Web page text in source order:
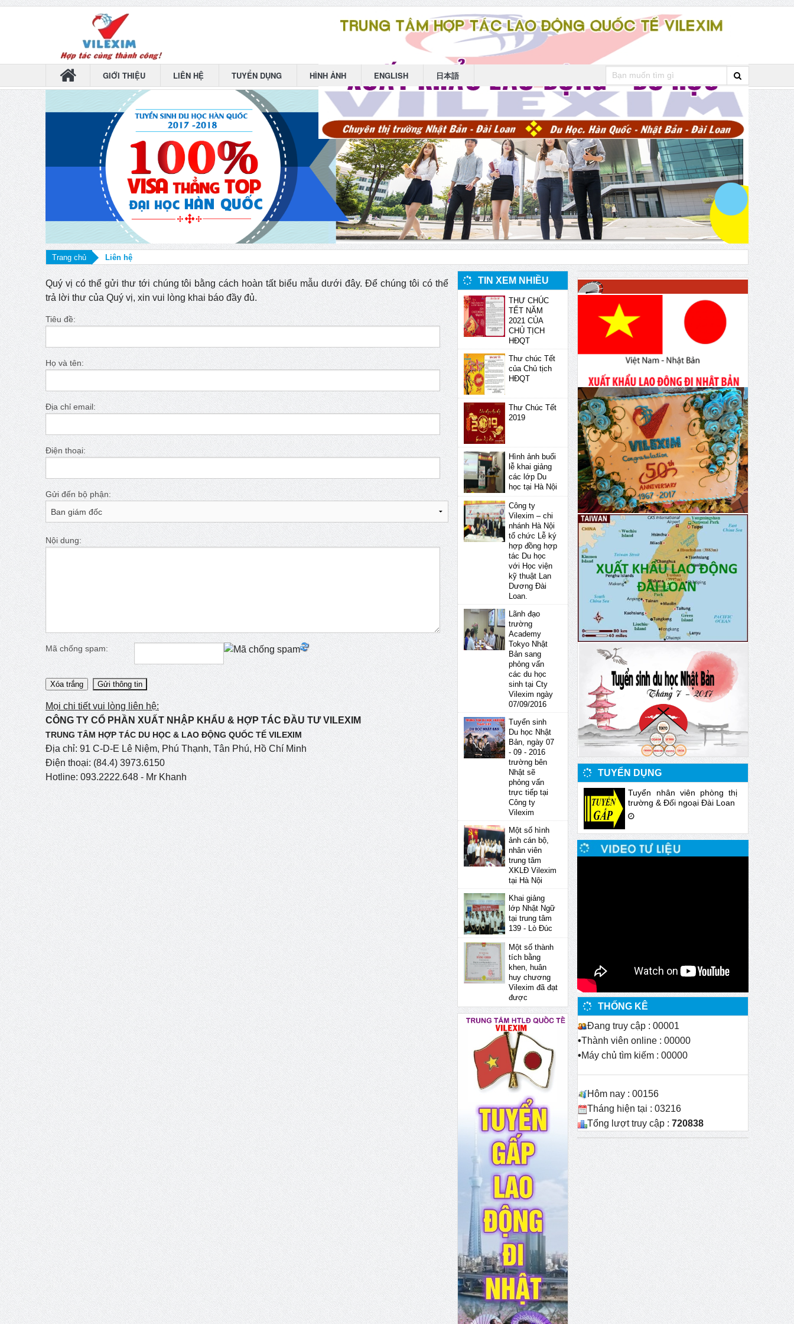
GIỚI THIỆU LIÊN HỆ TUYỂN DỤNG HÌNH ẢNH ENGLISH 日本語
Trang chủ Liên hệ
Quý vị có thể gửi thư tới chúng tôi bằng cách hoàn tất biểu mẫu dưới đây. Để chúng tôi có thể
trả lời thư của Quý vị, xin vui lòng khai báo đầy đủ.
Tiêu đề:
Họ và tên:
Địa chỉ email:
Điện thoại:
Gửi đến bộ phận:
Nội dung:
Mã chống spam:
Mọi chi tiết vui lòng liên hệ:
CÔNG TY CỔ PHẦN XUẤT NHẬP KHẨU & HỢP TÁC ĐẦU TƯ VILEXIM
TRUNG TÂM HỢP TÁC DU HỌC & LAO ĐỘNG QUỐC TẾ VILEXIM
Địa chỉ: 91 C-D-E Lê Niệm, Phú Thạnh, Tân Phú, Hồ Chí Minh
Điện thoại: (84.4) 3973.6150
Hotline: 093.2222.648 - Mr Khanh
TIN XEM NHIỀU
THƯ CHÚC
TẾT NĂM
2021 CỦA
CHỦ TỊCH
HĐQT
Thư chúc Tết
của Chủ tịch
HĐQT
Thư Chúc Tết
2019
Hình ảnh buổi
lễ khai giảng
các lớp Du
học tại Hà Nội
Công ty
Vilexim – chi
nhánh Hà Nội
tổ chức Lễ ký
hợp đồng hợp
tác Du học
với Học viện
kỹ thuật Lan
Dương Đài
Loan.
Lãnh đạo
trường
Academy
Tokyo Nhật
Bản sang
phỏng vấn
các du học
sinh tại Cty
Vilexim ngày
07/09/2016
Tuyển sinh
Du học Nhật
Bản, ngày 07
- 09 - 2016
trường bên
Nhật sẽ
phỏng vấn
trực tiếp tại
Công ty
Vilexim
Một số hình
ảnh cán bộ,
nhân viên
trung tâm
XKLĐ Vilexim
tại Hà Nội
Khai giảng
lớp Nhật Ngữ
tại trung tâm
139 - Lò Đúc
Một số thành
tích bằng
khen, huân
huy chương
Vilexim đã đạt
được
TUYỂN DỤNG
Tuyển nhân viên phòng thị
trường & Đối ngoại Đài Loan
THỐNG KÊ
Đang truy cập : 00001
•Thành viên online : 00000
•Máy chủ tìm kiếm : 00000
Hôm nay : 00156
Tháng hiện tại : 03216
Tổng lượt truy cập : 720838